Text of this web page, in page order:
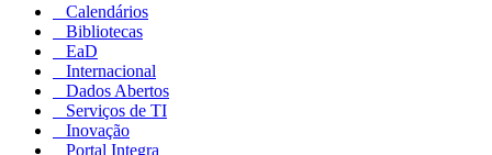
Calendários
Bibliotecas
EaD
Internacional
Dados Abertos
Serviços de TI
Inovação
Portal Integra